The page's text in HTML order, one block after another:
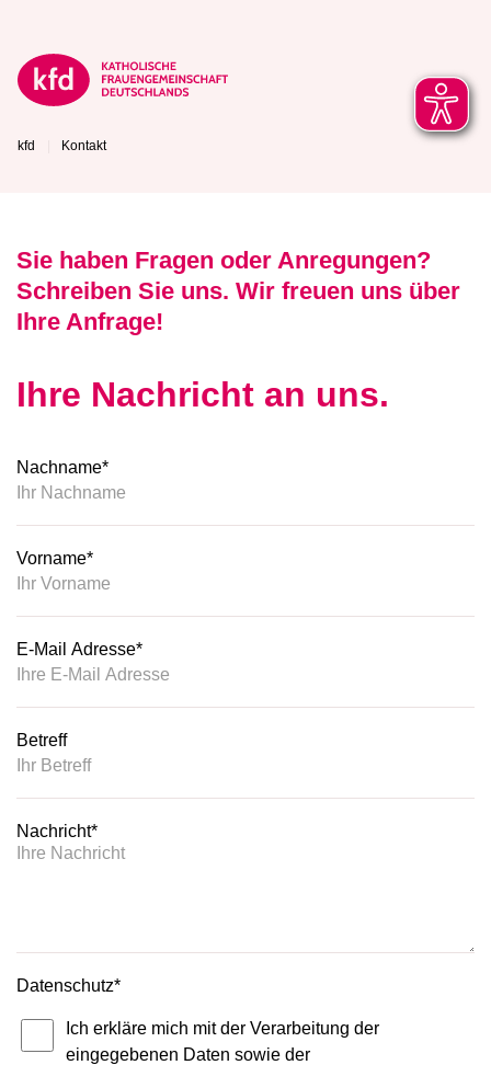
kfd Kontakt
Sie haben Fragen oder Anregungen?
Schreiben Sie uns. Wir freuen uns über
Ihre Anfrage!
Ihre Nachricht an uns.
Nachname*
Vorname*
E-Mail Adresse*
Betreff
Nachricht*
Datenschutz*
Ich erkläre mich mit der Verarbeitung der
eingegebenen Daten sowie der